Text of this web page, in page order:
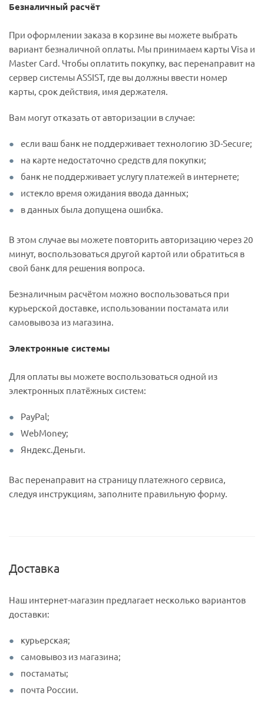
Безналичный расчёт
При оформлении заказа в корзине вы можете выбрать
вариант безналичной оплаты. Мы принимаем карты Visa и
Master Card. Чтобы оплатить покупку, вас перенаправит на
сервер системы ASSIST, где вы должны ввести номер
карты, срок действия, имя держателя.
Вам могут отказать от авторизации в случае:
если ваш банк не поддерживает технологию 3D-Secure;
на карте недостаточно средств для покупки;
банк не поддерживает услугу платежей в интернете;
истекло время ожидания ввода данных;
в данных была допущена ошибка.
В этом случае вы можете повторить авторизацию через 20
минут, воспользоваться другой картой или обратиться в
свой банк для решения вопроса.
Безналичным расчётом можно воспользоваться при
курьерской доставке, использовании постамата или
самовывоза из магазина.
Электронные системы
Для оплаты вы можете воспользоваться одной из
электронных платёжных систем:
PayPal;
WebMoney;
Яндекс.Деньги.
Вас перенаправит на страницу платежного сервиса,
следуя инструкциям, заполните правильную форму.
Доставка
Наш интернет-магазин предлагает несколько вариантов
доставки:
курьерская;
самовывоз из магазина;
постаматы;
почта России.